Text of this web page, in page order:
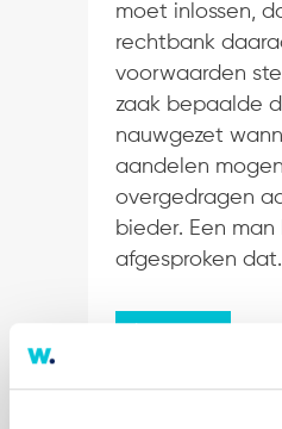
moet inlossen,
rechtbank
voorwaarden
zaak bepaalde
nauwgezet
aandelen
overgedragen
bieder. Een man
afgesproken